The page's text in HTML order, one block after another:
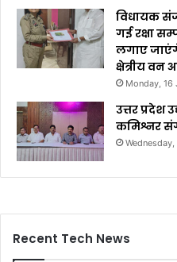
विधायक
गई रक्षा
लगाए
क्षेत्रीय वन
Monday, 16
उत्तर प्रदेश
कमिश्नर
Recent Tech News